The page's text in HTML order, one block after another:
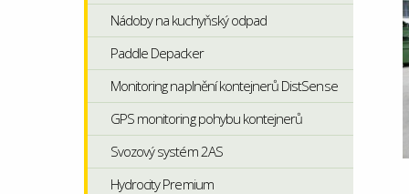
Nádoby na kuchyňský odpad
Paddle Depacker
Monitoring naplnění kontejnerů DistSense
GPS monitoring pohybu kontejnerů
Svozový systém 2AS
Hydrocity Premium